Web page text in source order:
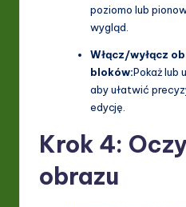
poziomo lub
wygląd.
Włącz/wyłącz
bloków:Pokaż lub
aby ułatwić
edycję.
Krok 4:
obrazu